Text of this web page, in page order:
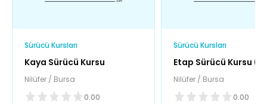
Sürücü Kursları
Kaya Sürücü Kursu
Nilüfer / Bursa
0.00
Sürücü Kursları
Etap Sürücü Kursu
Şubesi)
Nilüfer / Bursa
0.00